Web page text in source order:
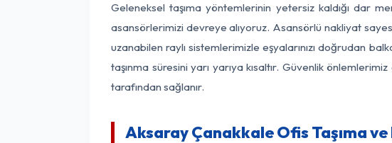
Geleneksel taşıma yöntemlerinin yetersiz kaldığı dar
asansörlerimizi devreye alıyoruz. Asansörlü nakliyat
uzanabilen raylı sistemlerimizle eşyalarınızı doğrudan
taşınma süresini yarı yarıya kısaltır. Güvenlik
tarafından sağlanır.
Aksaray Çanakkale Ofis Taşıma